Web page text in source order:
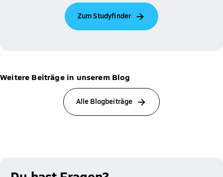
Zum Studyfinder
Weitere Beiträge in unserem Blog
Alle Blogbeiträge